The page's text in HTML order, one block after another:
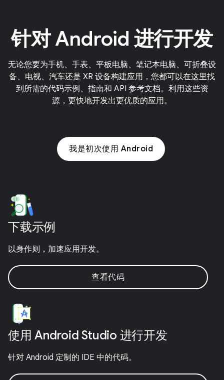
针对 Android 进行开发
无论您要为手机、手表、平板电脑、笔记本电脑、可折叠设
备、电视、汽车还是 XR 设备构建应用，您都可以在这里找
到所需的代码示例、指南和 API 参考文档。利用这些资
源，更快地开发出更优质的应用。
我是初次使用 Android
下载示例
以身作则，加速应用开发。
查看代码
使用 Android Studio 进行开发
针对 Android 定制的 IDE 中的代码。